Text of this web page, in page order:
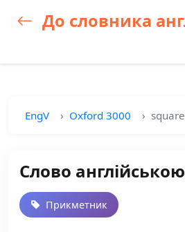
До словника
EngV Oxford 3000 square
Слово
Прикметник